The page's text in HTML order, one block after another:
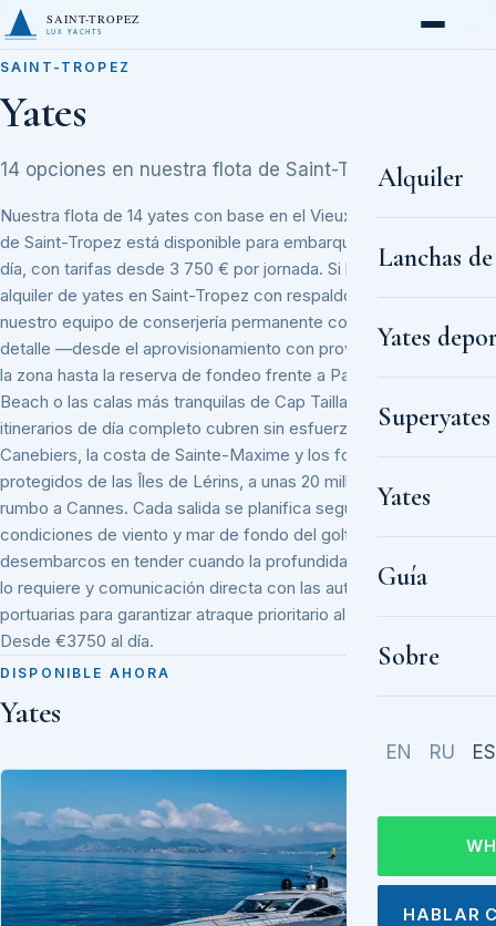
SAINT-TROPEZ
LUX YACHTS
Alquiler
Lanchas
Yates
Superyates
Yates
Guía
Sobre
EN RU ES
HABLAR
SAINT-TROPEZ
Yates
14 opciones en nuestra flota de Saint-Tropez.
Nuestra flota de 14 yates con base en el Vieux Port y Port
de Saint-Tropez está disponible para embarque el mismo
día, con tarifas desde 3 750 € por jornada. Si busca un
alquiler de yates en Saint-Tropez con respaldo local real,
nuestro equipo de conserjería permanente coordina cada
detalle —desde el aprovisionamiento con proveedores de
la zona hasta la reserva de fondeo frente a Pampelonne
Beach o las calas más tranquilas de Cap Taillat. Los
itinerarios de día completo cubren sin esfuerzo la bahía de
Canebiers, la costa de Sainte-Maxime y los fondeaderos
protegidos de las Îles de Lérins, a unas 20 millas náuticas
rumbo a Cannes. Cada salida se planifica según las
condiciones de viento y mar de fondo del golfo, con
desembarcos en tender cuando la profundidad del fondeo
lo requiere y comunicación directa con las autoridades
portuarias para garantizar atraque prioritario al regreso.
Desde €3750 al día.
DISPONIBLE AHORA
Yates